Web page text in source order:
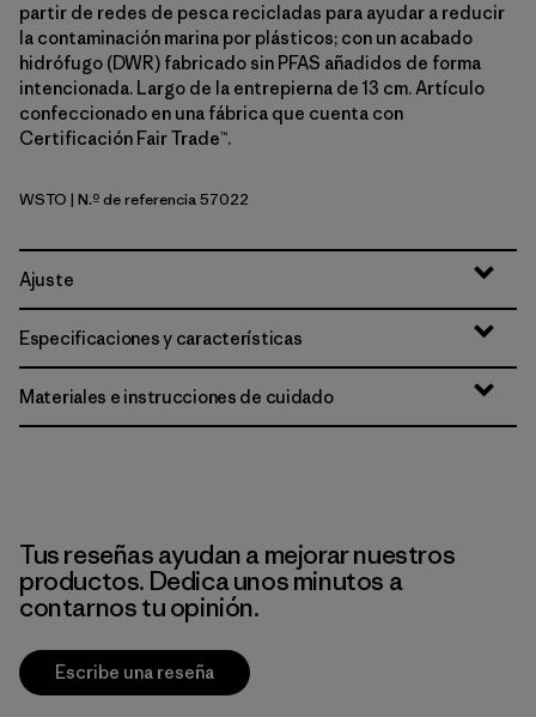
partir de redes de pesca recicladas para ayudar a reducir
la contaminación marina por plásticos; con un acabado
hidrófugo (DWR) fabricado sin PFAS añadidos de forma
intencionada. Largo de la entrepierna de 13 cm. Artículo
confeccionado en una fábrica que cuenta con
Certificación Fair Trade™.
Weathered Stone
WSTO | N.º de referencia 57022
Ajuste
Especificaciones y características
Materiales e instrucciones de cuidado
Tus reseñas ayudan a mejorar nuestros
productos. Dedica unos minutos a
contarnos tu opinión.
Escribe una reseña